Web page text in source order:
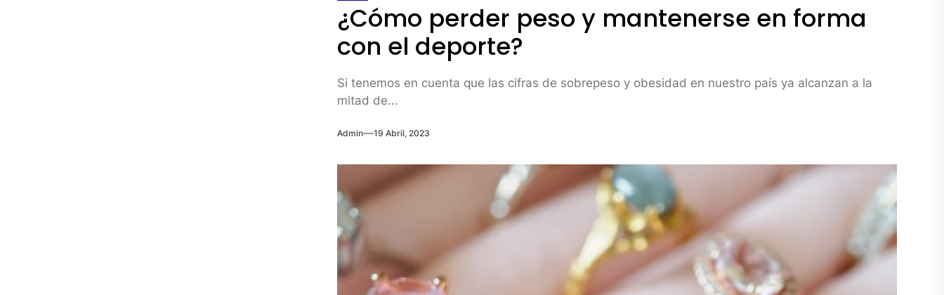
¿Cómo perder peso y mantenerse en forma
con el deporte?
Si tenemos en cuenta que las cifras de sobrepeso y obesidad en nuestro país ya alcanzan a la
mitad de...
Admin 19 Abril, 2023